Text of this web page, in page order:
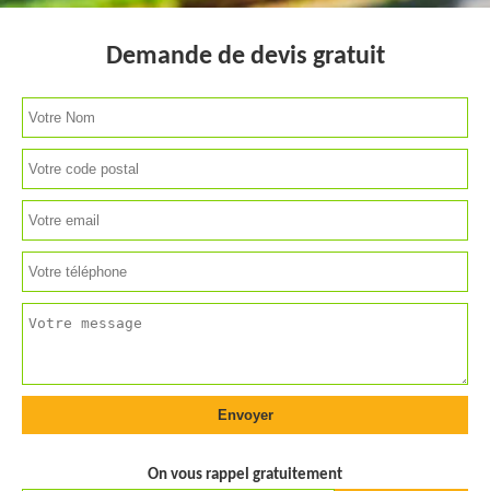
Demande de devis gratuit
On vous rappel gratuitement